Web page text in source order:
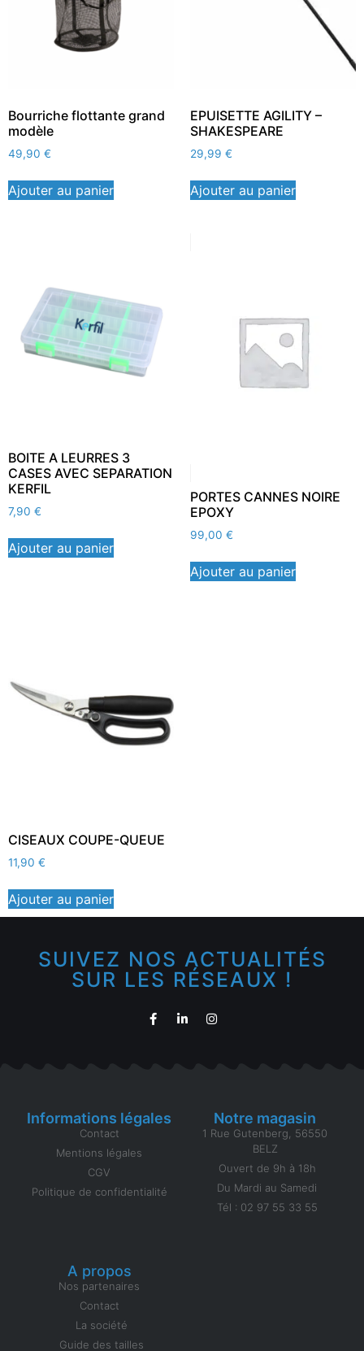
Bourriche flottante grand
modèle
49,90 €
Ajouter au panier
EPUISETTE AGILITY –
SHAKESPEARE
29,99 €
Ajouter au panier
BOITE A LEURRES 3
CASES AVEC SEPARATION
KERFIL
7,90 €
Ajouter au panier
PORTES CANNES NOIRE
EPOXY
99,00 €
Ajouter au panier
CISEAUX COUPE-QUEUE
11,90 €
Ajouter au panier
SUIVEZ NOS ACTUALITÉS
SUR LES RÉSEAUX !
Informations légales
Contact
Mentions légales
CGV
Politique de confidentialité
Notre magasin
1 Rue Gutenberg, 56550
BELZ
Ouvert de 9h à 18h
Du Mardi au Samedi
Tél : 02 97 55 33 55
A propos
Nos partenaires
Contact
La société
Guide des tailles